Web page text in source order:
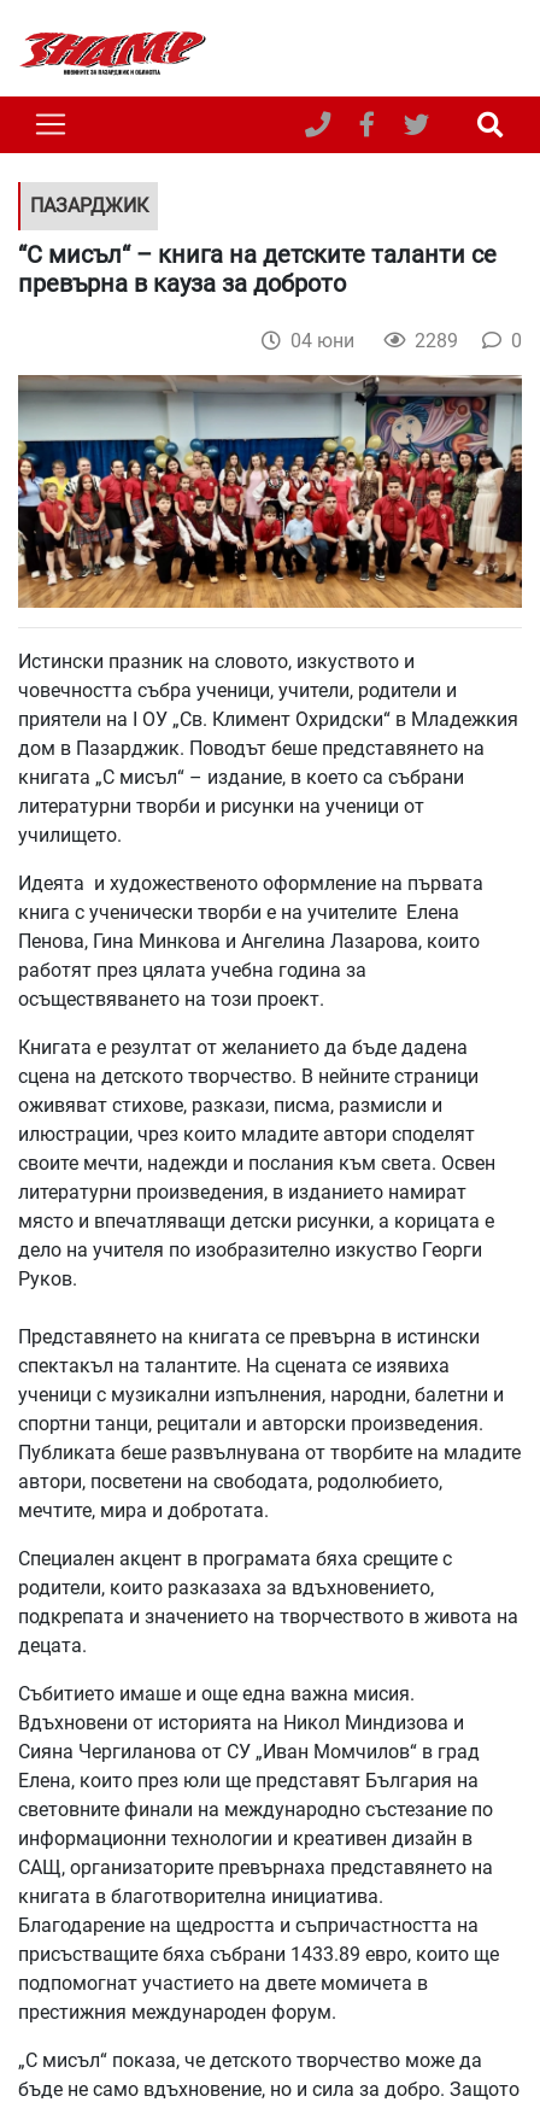
ПАЗАРДЖИК
“С мисъл“ – книга на детските таланти се
превърна в кауза за доброто
04 юни 2289 0
Истински празник на словото, изкуството и
човечността събра ученици, учители, родители и
приятели на I ОУ „Св. Климент Охридски“ в Младежкия
дом в Пазарджик. Поводът беше представянето на
книгата „С мисъл“ – издание, в което са събрани
литературни творби и рисунки на ученици от
училището.
Идеята и художественото оформление на първата
книга с ученически творби е на учителите Елена
Пенова, Гина Минкова и Ангелина Лазарова, които
работят през цялата учебна година за
осъществяването на този проект.
Книгата е резултат от желанието да бъде дадена
сцена на детското творчество. В нейните страници
оживяват стихове, разкази, писма, размисли и
илюстрации, чрез които младите автори споделят
своите мечти, надежди и послания към света. Освен
литературни произведения, в изданието намират
място и впечатляващи детски рисунки, а корицата е
дело на учителя по изобразително изкуство Георги
Руков.
Представянето на книгата се превърна в истински
спектакъл на талантите. На сцената се изявиха
ученици с музикални изпълнения, народни, балетни и
спортни танци, рецитали и авторски произведения.
Публиката беше развълнувана от творбите на младите
автори, посветени на свободата, родолюбието,
мечтите, мира и добротата.
Специален акцент в програмата бяха срещите с
родители, които разказаха за вдъхновението,
подкрепата и значението на творчеството в живота на
децата.
Събитието имаше и още една важна мисия.
Вдъхновени от историята на Никол Миндизова и
Сияна Чергиланова от СУ „Иван Момчилов“ в град
Елена, които през юли ще представят България на
световните финали на международно състезание по
информационни технологии и креативен дизайн в
САЩ, организаторите превърнаха представянето на
книгата в благотворителна инициатива.
Благодарение на щедростта и съпричастността на
присъстващите бяха събрани 1433.89 евро, които ще
подпомогнат участието на двете момичета в
престижния международен форум.
„С мисъл“ показа, че детското творчество може да
бъде не само вдъхновение, но и сила за добро. Защото